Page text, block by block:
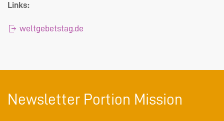
Links:
weltgebetstag.de
Newsletter Portion Mission